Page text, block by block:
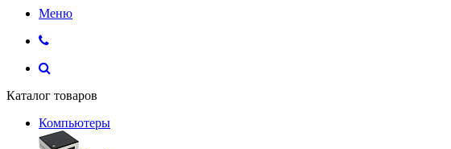
Меню
Каталог товаров
Компьютеры